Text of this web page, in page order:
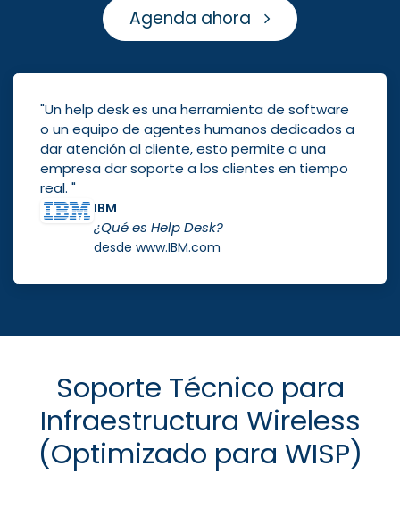
Agenda ahora
"Un help desk es una herramienta de software
o un equipo de agentes humanos dedicados a
dar atención al cliente, esto permite a una
empresa dar soporte a los clientes en tiempo
real. "
IBM
¿Qué es Help Desk?
desde www.IBM.com
Soporte Técnico para
Infraestructura Wireless
(Optimizado para WISP)